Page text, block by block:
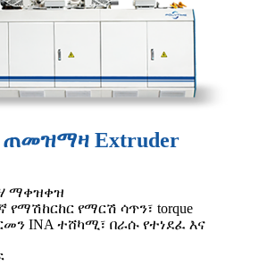
Extruder
ማቀዝቀዝ
የማርሽ ሳጥን፣ torque
INA ተሸካሚ፣ በራሱ የተነደፈ እና